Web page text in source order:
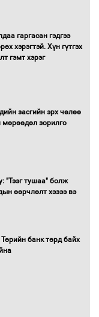
горимд эрүүл
хамаарахгүй
худалдаа,
ил тод
д “Тал хээрийн
танилцуулна
нэг эх үүсвэрээс
гаргасан гэдгээ
хэрэгтэй. Хүн гүтгэх
гэмт хэрэг
засгийн эрх чөлөө
зорилго
"Тээг тушаа" болж
өөрчлөлт хэзээ вэ
банк төрд байх